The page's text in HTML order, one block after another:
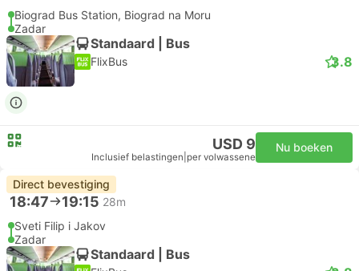
Biograd Bus Station, Biograd na Moru
Zadar
Standaard | Bus
FlixBus 3.8
USD 9
Inclusief belastingen per volwassene
Nu boeken
Direct bevestiging
18:47 19:15 28m
Sveti Filip i Jakov
Zadar
Standaard | Bus